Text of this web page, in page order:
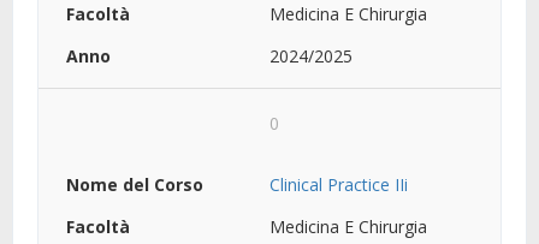
Medicina E Chirurgia
2024/2025
0
Clinical Practice IIi
Medicina E Chirurgia